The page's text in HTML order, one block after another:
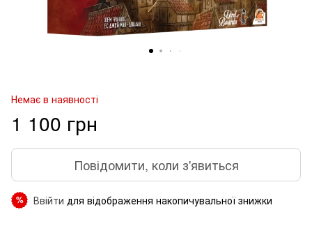
Немає в наявності
1 100 грн
Повідомити, коли з'явиться
% Ввійти для відображення накопичувальної знижки